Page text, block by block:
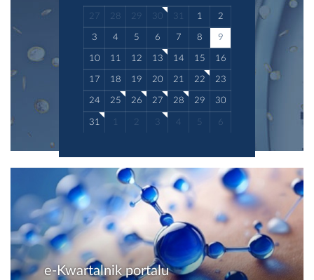
medyczna i wyniki bada...
27 28 29 30 31 1 2
3 4 5 6 7 8 9
10 11 12 13 14 15 16
17 18 19 20 21 22 23
24 25 26 27 28 29 30
31 1 2 3 4 5 6
e-Kwartalnik portalu